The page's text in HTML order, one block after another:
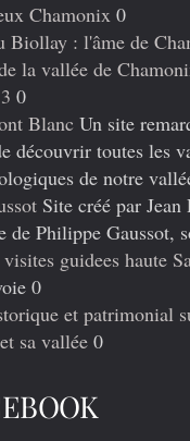
Chamonix 0
Biollay : l'âme de
la vallée de
0
Blanc Un site
découvrir toutes les
de notre
Site créé par
de Philippe Gaussot,
guidees haute
0
et patrimonial
sa vallée 0